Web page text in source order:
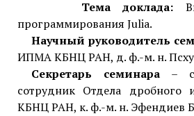
Тема доклада:
программирования Julia.
Научный руководитель
ИПМА КБНЦ РАН, д. ф.-м. н. Псху
Секретарь семинара–
сотрудник Отдела дробного
КБНЦ РАН, к. ф.-м. н. Эфендиев